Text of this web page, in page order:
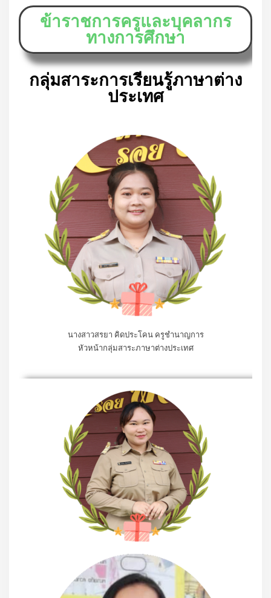
ข้าราชการครูและบุคลากร
ทางการศึกษา
กลุ่มสาระการเรียนรู้ภาษาต่าง
ประเทศ
นางสาวสรยา คิดประโคน ครูชำนาญการ
หัวหน้ากลุ่มสาระภาษาต่างประเทศ